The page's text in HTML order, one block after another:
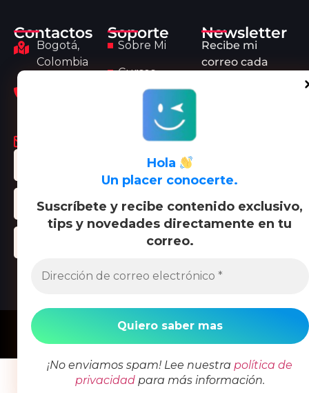
Contactos
Bogotá,
Colombia
maddalena@linguolink.org
Soporte
Sobre Mi
Cursos
Blog
Terminos Y
Condiciones
Newsletter
Recibe mi
correo cada
Copyright © 2024 Lingüolink | All rights reserved.
Hola
Un placer conocerte.
Suscríbete y recibe contenido exclusivo,
tips y novedades directamente en tu
correo.
¡No enviamos spam! Lee nuestrapolítica de
privacidadpara más información.